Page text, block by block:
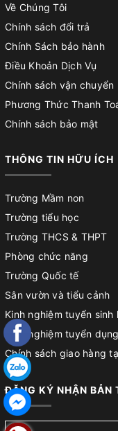
Về Chúng Tôi
Chính sách đổi trả
Chính Sách bảo hành
Điều Khoản Dịch Vụ
Chính sách vận chuyển
Phương Thức Thanh
Chính sách bảo mật
THÔNG TIN HỮU ÍCH
Trường Mầm non
Trường tiểu học
Trường THCS & THPT
Phòng chức năng
Trường Quốc tế
Sân vườn và tiểu cảnh
Kinh nghiệm tuyển sinh
Kinh nghiệm tuyển
Chính sách giao hàng
Chính sách đổi trả
Chính sách bảo hành
Hướng dẫn lắp đặt sản
ĐĂNG KÝ NHẬN BẢN